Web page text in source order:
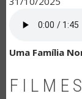
Uma Família